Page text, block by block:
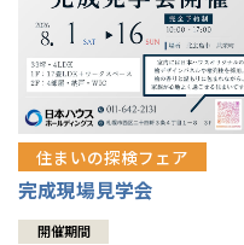
冷暖房標準装備
24時間対応コールセンター
デザイン賞各種受賞
セントラルヒーティング
暮らし方提案
住まいのコラム
住まいのお手入れ集
展示場案内
ワザックとは
高い信頼性
安心の管理体制
ギャラリー
会社情報
会社情報 トップ
ニュースリリース
代表ごあいさつ
お問い合わせ
会員サイト
住まいの探検フェア
完成現場見学会
開催期間